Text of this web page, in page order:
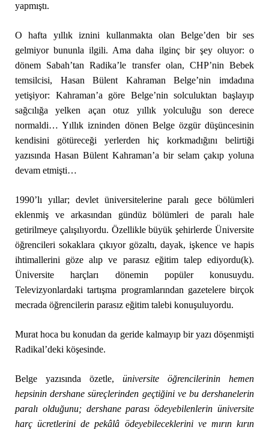
yapmıştı.
O hafta yıllık iznini kullanmakta olan Belge’den bir ses
gelmiyor bununla ilgili. Ama daha ilginç bir şey oluyor: o
dönem Sabah’tan Radika’le transfer olan, CHP’nin Bebek
temsilcisi, Hasan Bülent Kahraman Belge’nin imdadına
yetişiyor: Kahraman’a göre Belge’nin solculuktan başlayıp
sağcılığa yelken açan otuz yıllık yolculuğu son derece
normaldi… Yıllık izninden dönen Belge özgür düşüncesinin
kendisini götüreceği yerlerden hiç korkmadığını belirtiği
yazısında Hasan Bülent Kahraman’a bir selam çakıp yoluna
devam etmişti…
1990’lı yıllar; devlet üniversitelerine paralı gece bölümleri
eklenmiş ve arkasından gündüz bölümleri de paralı hale
getirilmeye çalışılıyordu. Özellikle büyük şehirlerde Üniversite
öğrencileri sokaklara çıkıyor gözaltı, dayak, işkence ve hapis
ihtimallerini göze alıp ve parasız eğitim talep ediyordu(k).
Üniversite harçları dönemin popüler konusuydu.
Televizyonlardaki tartışma programlarından gazetelere birçok
mecrada öğrencilerin parasız eğitim talebi konuşuluyordu.
Murat hoca bu konudan da geride kalmayıp bir yazı döşenmişti
Radikal’deki köşesinde.
Belge yazısında özetle,üniversite öğrencilerinin hemen
hepsinin dershane süreçlerinden geçtiğini ve bu dershanelerin
paralı olduğunu; dershane parası ödeyebilenlerin üniversite
harç ücretlerini de pekâlâ ödeyebileceklerini ve mırın kırın